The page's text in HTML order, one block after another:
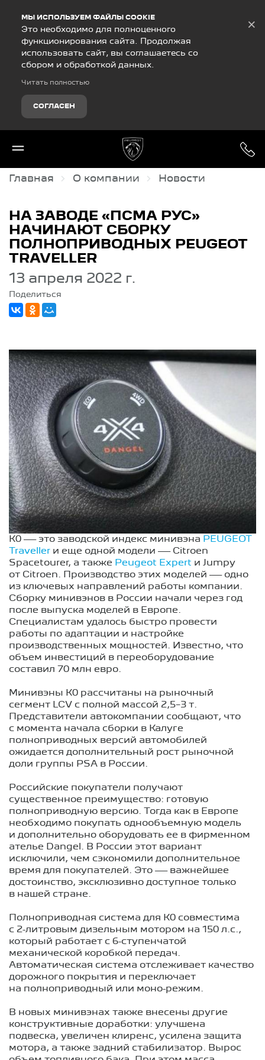
МЫ ИСПОЛЬЗУЕМ ФАЙЛЫ COOKIE
Это необходимо для полноценного
функционирования сайта. Продолжая
использовать сайт, вы соглашаетесь со
сбором и обработкой данных.
Читать полностью
СОГЛАСЕН
×
Главная О компании Новости
НА ЗАВОДЕ «ПСМА РУС»
НАЧИНАЮТ СБОРКУ
ПОЛНОПРИВОДНЫХ PEUGEOT
TRAVELLER
13 апреля 2022 г.
Поделиться
К0 — это заводской индекс минивэна PEUGEOT
Traveller и еще одной модели — Citroen
Spacetourer, а также Peugeot Expert и Jumpy
от Citroen. Производство этих моделей — одно
из ключевых направлений работы компании.
Сборку минивэнов в России начали через год
после выпуска моделей в Европе.
Специалистам удалось быстро провести
работы по адаптации и настройке
производственных мощностей. Известно, что
объем инвестиций в переоборудование
составил 70 млн евро.
Минивэны К0 рассчитаны на рыночный
сегмент LCV с полной массой 2,5−3 т.
Представители автокомпании сообщают, что
с момента начала сборки в Калуге
полноприводных версий автомобилей
ожидается дополнительный рост рыночной
доли группы PSA в России.
Российские покупатели получают
существенное преимущество: готовую
полноприводную версию. Тогда как в Европе
необходимо покупать однообъемную модель
и дополнительно оборудовать ее в фирменном
ателье Dangel. В России этот вариант
исключили, чем сэкономили дополнительное
время для покупателей. Это — важнейшее
достоинство, эксклюзивно доступное только
в нашей стране.
Полноприводная система для К0 совместима
с 2-литровым дизельным мотором на 150 л.с.,
который работает с 6-ступенчатой
механической коробкой передач.
Автоматическая система отслеживает качество
дорожного покрытия и переключает
на полноприводный или моно-режим.
В новых минивэнах также внесены другие
конструктивные доработки: улучшена
подвеска, увеличен клиренс, усилена защита
мотора, а также задний стабилизатор. Вырос